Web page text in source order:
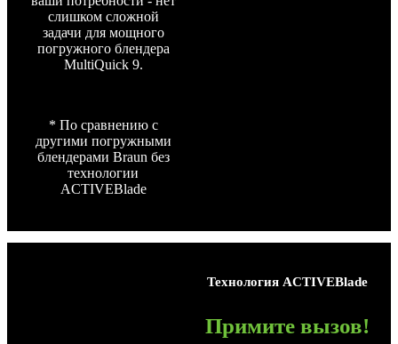
слишком сложной
задачи для мощного
погружного блендера
MultiQuick 9.
* По сравнению с
другими погружными
блендерами Braun без
технологии
ACTIVEBlade
Технология ACTIVEBlade
Примите вызов!